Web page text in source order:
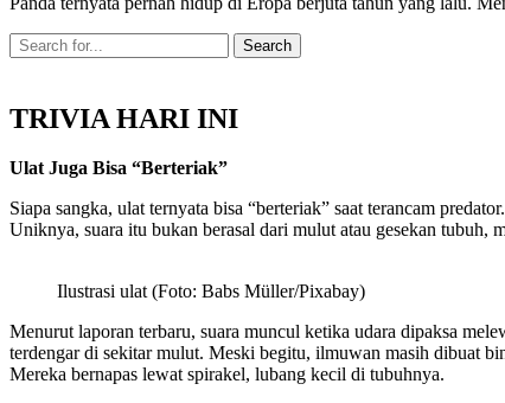
TRIVIA HARI INI
Ulat Juga Bisa “Berteriak”
Siapa sangka, ulat ternyata bisa “berteriak” saat terancam
Uniknya, suara itu bukan berasal dari mulut atau gesekan tubuh,
Ilustrasi ulat (Foto: Babs Müller/Pixabay)
Menurut laporan terbaru, suara muncul ketika udara dipaksa
terdengar di sekitar mulut. Meski begitu, ilmuwan masih dibuat
Mereka bernapas lewat spirakel, lubang kecil di tubuhnya.